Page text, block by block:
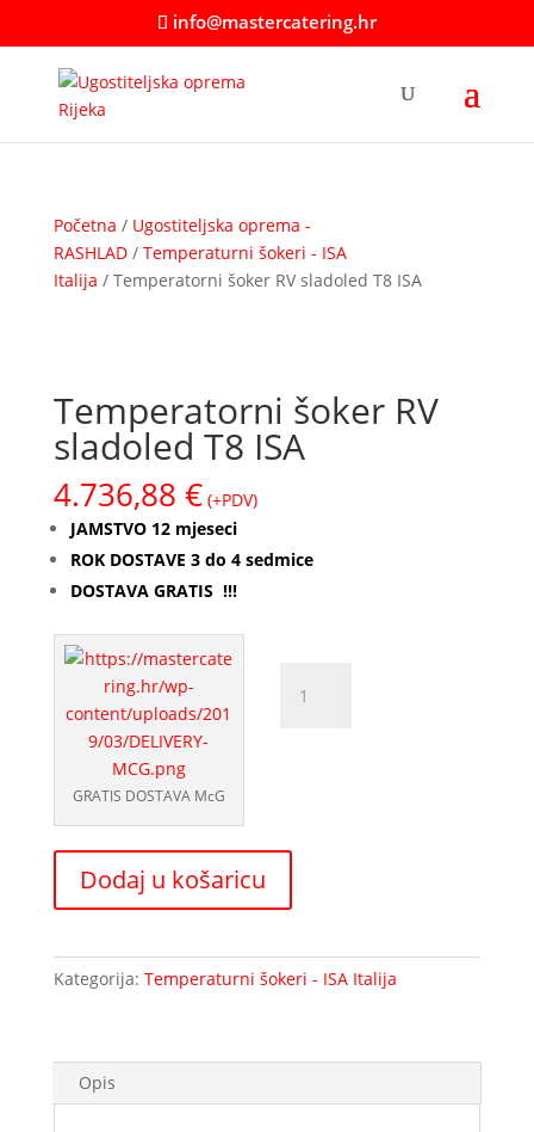
info@mastercatering.hr
Početna / Ugostiteljska oprema -
RASHLAD/ Temperaturni šokeri - ISA
Italija / Temperatorni šoker RV sladoled T8 ISA
Temperatorni šoker RV
sladoled T8 ISA
4.736,88 € (+PDV)
JAMSTVO 12 mjeseci
ROK DOSTAVE 3 do 4 sedmice
DOSTAVA GRATIS !!!
GRATIS DOSTAVA McG
šoker
Dodaj u košaricu
Kategorija: Temperaturni šokeri - ISA Italija
Opis